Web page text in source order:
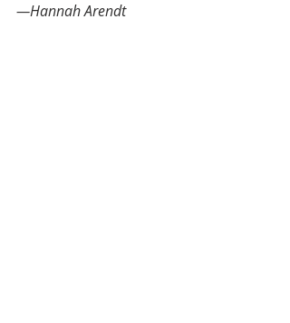
—Hannah Arendt